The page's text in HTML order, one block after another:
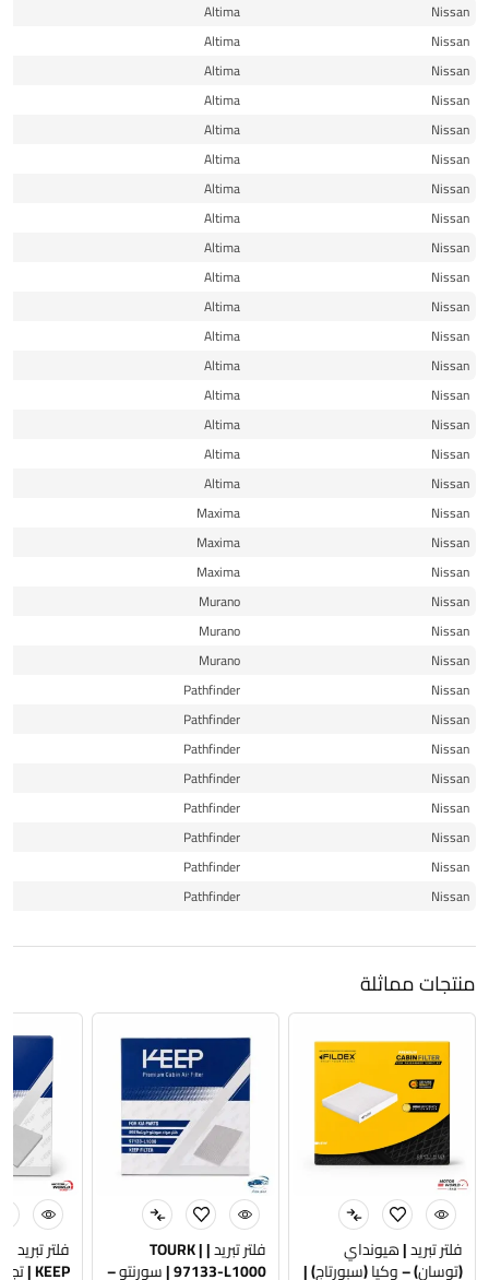
Nissan
Altima
Nissan
Altima
Nissan
Altima
Nissan
Altima
Nissan
Altima
Nissan
Altima
Nissan
Altima
Nissan
Altima
Nissan
Altima
Nissan
Altima
Nissan
Altima
Nissan
Altima
Nissan
Altima
Nissan
Altima
Nissan
Altima
Nissan
Altima
Nissan
Altima
Nissan
Maxima
Nissan
Maxima
Nissan
Maxima
Nissan
Murano
Nissan
Murano
Nissan
Murano
Nissan
Pathfinder
Nissan
Pathfinder
Nissan
Pathfinder
Nissan
Pathfinder
Nissan
Pathfinder
Nissan
Pathfinder
Nissan
Pathfinder
Nissan
Pathfinder
منتجات مماثلة
فلتر تبريد | هيونداي
(توسان) – وكيا (سبورتاج) |
فلتر تبريد | TOURK |
97133-L1000 | سورنتو –
فلتر